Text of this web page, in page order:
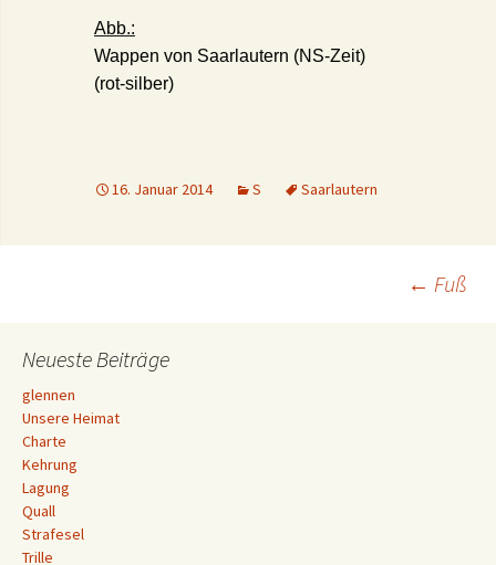
Abb.:
Wappen von Saarlautern (NS-Zeit)
(rot-silber)
16. Januar 2014 S Saarlautern
Navigation
← Fuß
Neueste Beiträge
glennen
Unsere Heimat
Charte
Kehrung
Lagung
Quall
Strafesel
Trille